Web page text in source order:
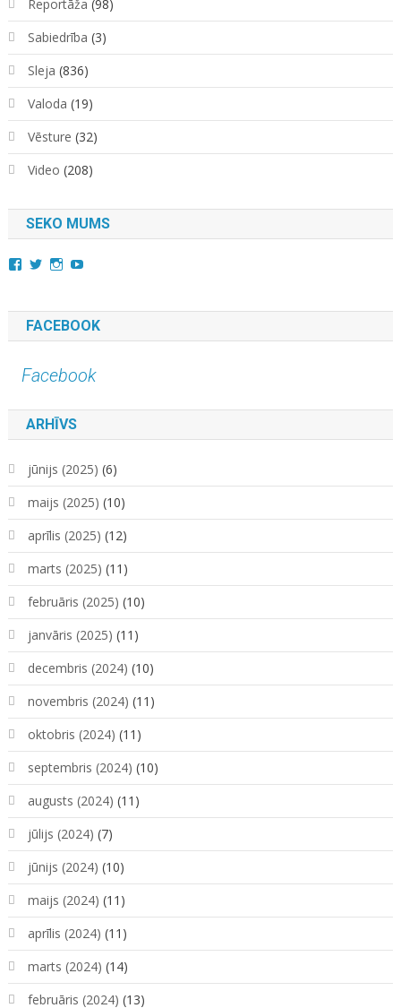
Reportāža (98)
Sabiedrība (3)
Sleja (836)
Valoda (19)
Vēsture (32)
Video (208)
SEKO MUMS
View
Facebook
View
Twitter
View
Instagram
YouTube
FACEBOOK
Facebook
ARHĪVS
jūnijs (2025) (6)
maijs (2025) (10)
aprīlis (2025) (12)
marts (2025) (11)
februāris (2025) (10)
janvāris (2025) (11)
decembris (2024) (10)
novembris (2024) (11)
oktobris (2024) (11)
septembris (2024) (10)
augusts (2024) (11)
jūlijs (2024) (7)
jūnijs (2024) (10)
maijs (2024) (11)
aprīlis (2024) (11)
marts (2024) (14)
februāris (2024) (13)